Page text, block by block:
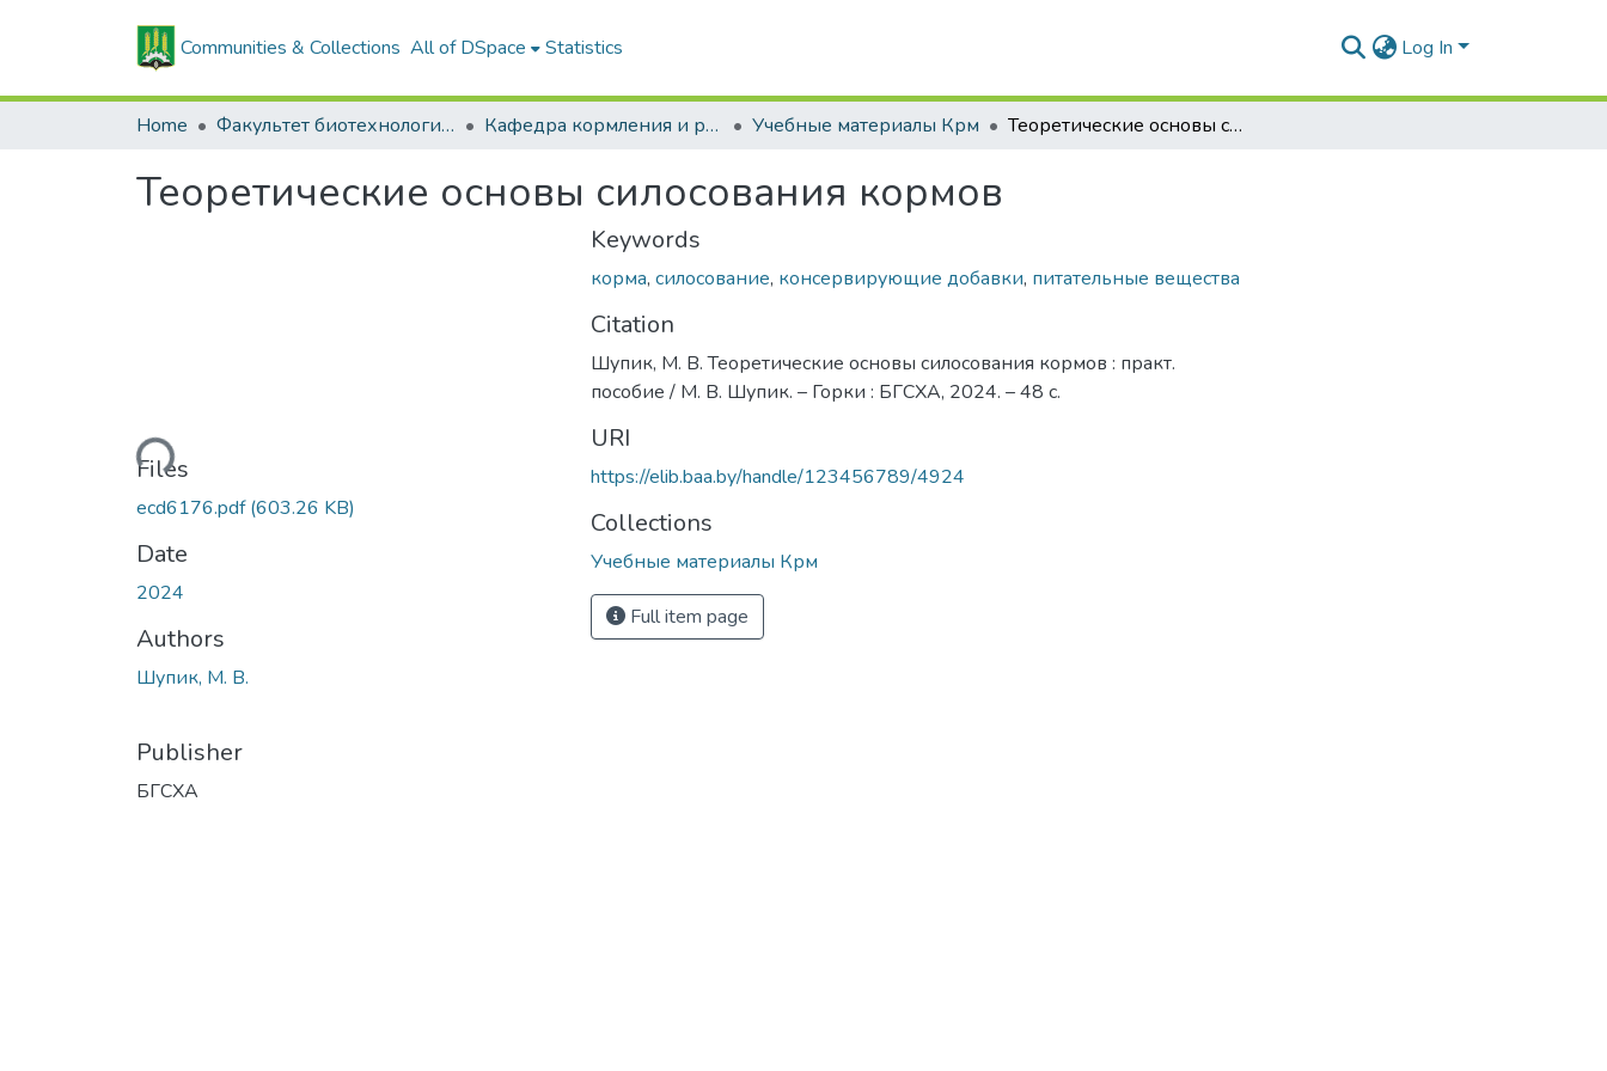
Communities & Collections All of DSpace Statistics Log In
Home Факультет биотехнологии и аквакультуры Кафедра кормления и разведения сельскохозяйственных животных Учебные материалы Крм Теоретические основы силосования кормов
Теоретические основы силосования кормов
Loading...
Files
ecd6176.pdf(603.26 KB)
Date
2024
Authors
Шупик, М. В.
Publisher
БГСХА
Keywords
корма, силосование, консервирующие добавки, питательные вещества
Citation
Шупик, М. В. Теоретические основы силосования кормов : практ.
пособие / М. В. Шупик. – Горки : БГСХА, 2024. – 48 с.
URI
https://elib.baa.by/handle/123456789/4924
Collections
Учебные материалы Крм
Full item page